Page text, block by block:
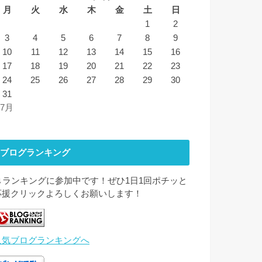
月
火 水 木 金 土
日
1
2
3
4 5 6 7 8
9
10
11 12 13 14 15
16
17
18 19 20 21 22
23
24
25 26 27 28 29
30
31
月
ブログランキング
ランキングに参加中です！ぜひ1日1回ポチッと
援クリックよろしくお願いします！
気ブログランキングへ